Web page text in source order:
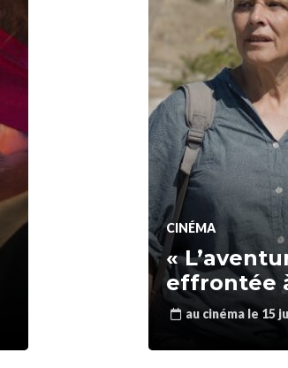
CINÉMA
«
effrontée
au cinéma le 15